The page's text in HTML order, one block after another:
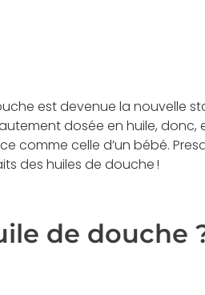
est devenue la nouvelle
dosée en huile, donc,
comme celle d’un bébé.
des huiles de douche !
de douche